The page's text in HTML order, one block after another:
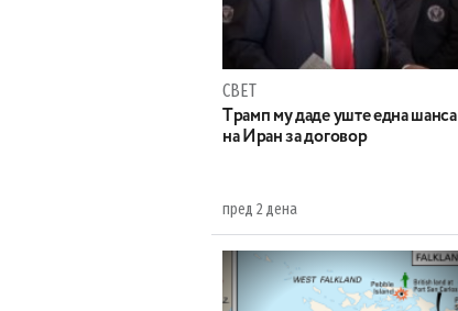
СВЕТ
Tрамп му даде уште една шанса
на Иран за договор
пред 2 дена